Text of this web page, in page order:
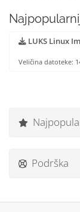
LUKS Linux
Veličina datoteke:
Podrška